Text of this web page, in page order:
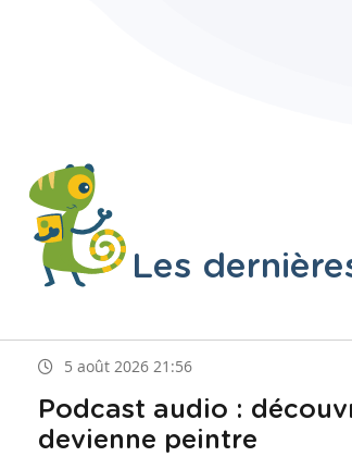
Les
5 août 2026 21:56
Podcast audio :
devienne peintre